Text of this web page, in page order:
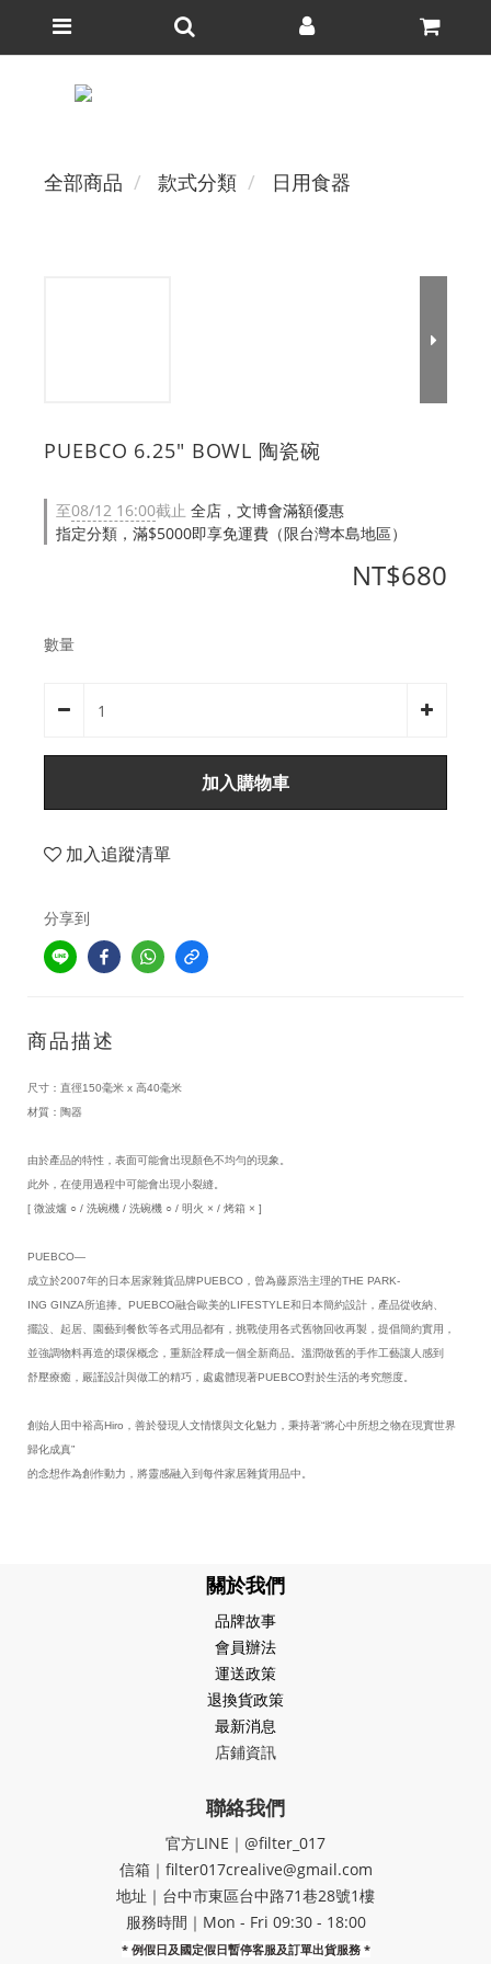
全部商品 款式分類 日用食器
PUEBCO 6.25" BOWL 陶瓷碗
至08/12 16:00截止 全店，文博會滿額優惠
指定分類，滿$5000即享免運費（限台灣本島地區）
NT$680
數量
加入購物車
加入追蹤清單
分享到
商品描述
尺寸：直徑150毫米 x 高40毫米
材質：陶器
由於產品的特性，表面可能會出現顏色不均勻的現象。
此外，在使用過程中可能會出現小裂縫。
[ 微波爐 ○ / 洗碗機 / 洗碗機 ○ / 明火 × / 烤箱 × ]
PUEBCO—
成立於2007年的日本居家雜貨品牌PUEBCO，曾為藤原浩主理的THE PARK-
ING GINZA所追捧。PUEBCO融合歐美的LIFESTYLE和日本簡約設計，產品從收納、
擺設、起居、園藝到餐飲等各式用品都有，挑戰使用各式舊物回收再製，提倡簡約實用，
並強調物料再造的環保概念，重新詮釋成一個全新商品。溫潤做舊的手作工藝讓人感到
舒壓療癒，嚴謹設計與做工的精巧，處處體現著PUEBCO對於生活的考究態度。
創始人田中裕高Hiro，善於發現人文情懷與文化魅力，秉持著“將心中所想之物在現實世界
歸化成真”
的念想作為創作動力，將靈感融入到每件家居雜貨用品中。
關於我們
品牌故事
會員辦法
運送政策
退換貨政策
最新消息
店鋪資訊
聯絡我們
官方LINE｜@filter_017
信箱｜filter017crealive@gmail.com
地址｜​台中市東區台中路71巷28號1樓
服務時間｜Mon - Fri 09:30 - 18:00
* 例假日及國定假日暫停客服及訂單出貨服務 *